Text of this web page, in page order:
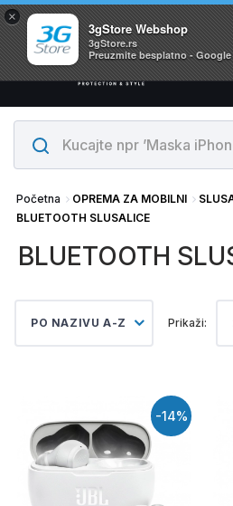
×
3gStore Webshop
3gStore.rs
Preuzmite besplatno - Google
Svi proizvodi su na
Početna OPREMA ZA MOBILNI
BLUETOOTH SLUSALICE
BLUETOOTH
PO NAZIVU A-Z Prikaži:
-14%